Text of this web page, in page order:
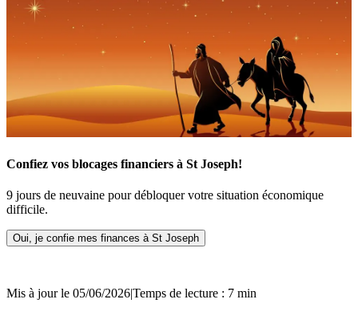
Confiez vos blocages financiers à St Joseph!
9 jours de neuvaine pour débloquer votre situation économique
difficile.
Oui, je confie mes finances à St Joseph
Mis à jour le 05/06/2026|Temps de lecture : 7 min